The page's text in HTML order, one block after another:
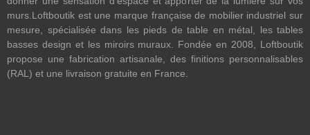
murs.Loftboutik est une marque française de mobilier industriel sur
mesure, spécialisée dans les pieds de table en métal, les tables
basses design et les miroirs muraux. Fondée en 2008, Loftboutik
propose une fabrication artisanale, des finitions personnalisables
(RAL) et une livraison gratuite en France.